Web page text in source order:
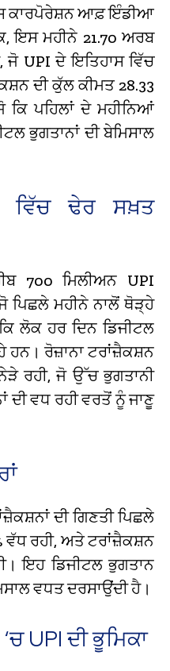
ਕਾਰਪੋਰੇਸ਼ਨ ਆਫ਼ ਇੰਡੀਆ
ਇਸ ਮਹੀਨੇ 21.70 ਅਰਬ
UPI ਦੇ ਇਤਿਹਾਸ ਵਿੱਚ
ਦੀ ਕੁੱਲ ਕੀਮਤ ₹28.33
ਪਹਿਲਾਂ ਦੇ ਮਹੀਨਿਆਂ
ਭੁਗਤਾਨਾਂ ਦੀ ਬੇਮਿਸਾਲ
ਵਿੱਚ ਢੇਰ ਸਖ਼ਤ
700 ਮਿਲੀਅਨ UPI
ਪਿਛਲੇ ਮਹੀਨੇ ਨਾਲੋਂ ਥੋੜ੍ਹੇ
ਲੋਕ ਹਰ ਦਿਨ ਡਿਜੀਟਲ
ਹਨ। ਰੋਜ਼ਾਨਾ ਟਰਾਂਜ਼ੈਕਸ਼ਨ
ਰਹੀ, ਜੋ ਉੱਚ ਭੁਗਤਾਨੀ
ਦੀ ਵਧ ਰਹੀ ਵਰਤੋਂ ਨੂੰ ਜਾਣੂ
ਦੀ ਗਿਣਤੀ ਪਿਛਲੇ
ਵੱਧ ਰਹੀ, ਅਤੇ ਟਰਾਂਜ਼ੈਕਸ਼ਨ
ਇਹ ਡਿਜੀਟਲ ਭੁਗਤਾਨ
ਵਧਤ ਦਰਸਾਉਂਦੀ ਹੈ।
UPI ਦੀ ਭੂਮਿਕਾ